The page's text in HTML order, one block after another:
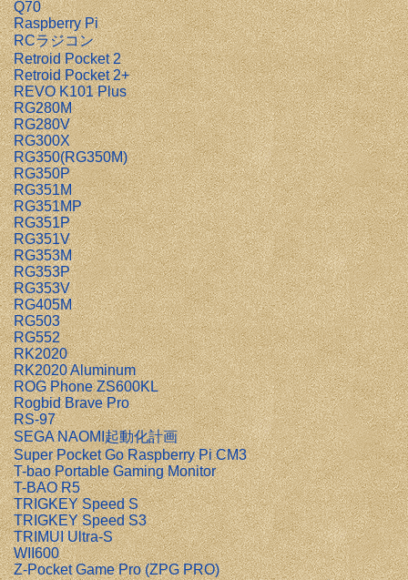
Q70
Raspberry Pi
RCラジコン
Retroid Pocket 2
Retroid Pocket 2+
REVO K101 Plus
RG280M
RG280V
RG300X
RG350(RG350M)
RG350P
RG351M
RG351MP
RG351P
RG351V
RG353M
RG353P
RG353V
RG405M
RG503
RG552
RK2020
RK2020 Aluminum
ROG Phone ZS600KL
Rogbid Brave Pro
RS-97
SEGA NAOMI起動化計画
Super Pocket Go Raspberry Pi CM3
T-bao Portable Gaming Monitor
T-BAO R5
TRIGKEY Speed S
TRIGKEY Speed S3
TRIMUI Ultra-S
WII600
Z-Pocket Game Pro (ZPG PRO)